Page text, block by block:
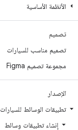
الأنظمة الأساسية
تصميم
تصميم مناسب للسيارات
مجموعة تصميم Figma
الإصدار
تطبيقات الوسائط للسيارات
إنشاء تطبيقات وسائط